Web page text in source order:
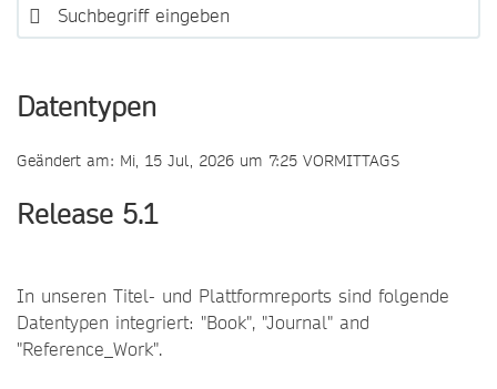
Datentypen
Geändert am: Mi, 15 Jul, 2026 um 7:25 VORMITTAGS
Release 5.1
In unseren Titel- und Plattformreports sind folgende
Datentypen integriert: "Book", "Journal" and
"Reference_Work".